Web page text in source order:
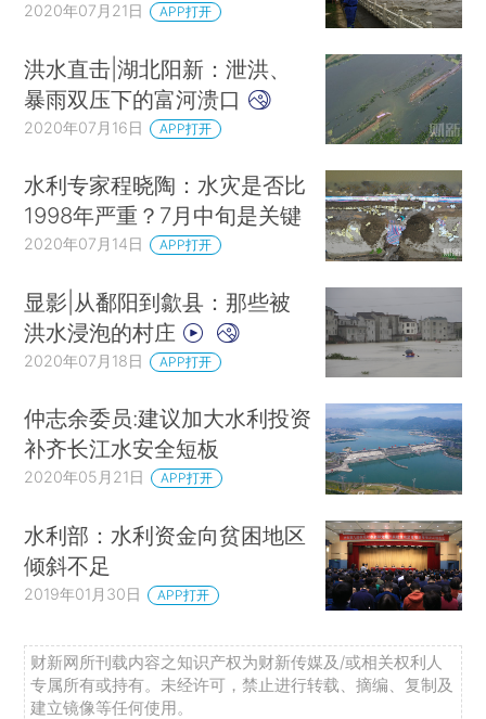
2020年07月21日 APP打开
洪水直击|湖北阳新：泄洪、
暴雨双压下的富河溃口
2020年07月16日 APP打开
水利专家程晓陶：水灾是否比
1998年严重？7月中旬是关键
2020年07月14日 APP打开
显影|从鄱阳到歙县：那些被
洪水浸泡的村庄
2020年07月18日 APP打开
仲志余委员:建议加大水利投资
补齐长江水安全短板
2020年05月21日 APP打开
水利部：水利资金向贫困地区
倾斜不足
2019年01月30日 APP打开
财新网所刊载内容之知识产权为财新传媒及/或相关权利人
专属所有或持有。未经许可，禁止进行转载、摘编、复制及
建立镜像等任何使用。